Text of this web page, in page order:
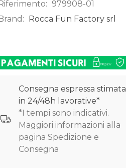
Riferimento: 979908-01
Brand:
Rocca Fun Factory srl
Consegna espressa stimata
in 24/48h lavorative*
*I tempi sono indicativi.
Maggiori informazioni alla
pagina Spedizione e
Consegna